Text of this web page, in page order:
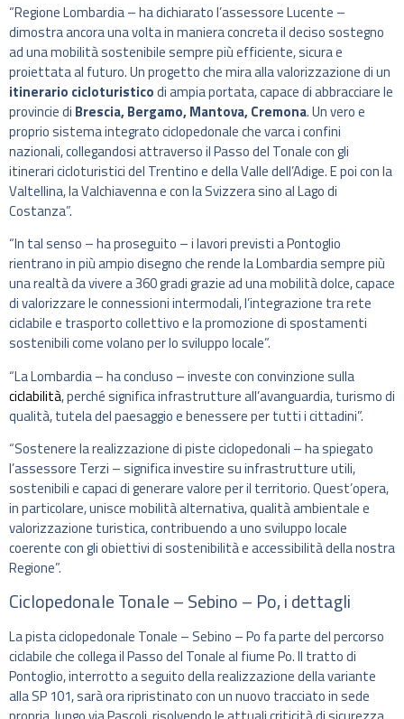
“Regione Lombardia – ha dichiarato l’assessore Lucente –
dimostra ancora una volta in maniera concreta il deciso sostegno
ad una mobilità sostenibile sempre più efficiente, sicura e
proiettata al futuro. Un progetto che mira alla valorizzazione di un
itinerario cicloturisticodi ampia portata, capace di abbracciare le
provincie di Brescia, Bergamo, Mantova, Cremona. Un vero e
proprio sistema integrato ciclopedonale che varca i confini
nazionali, collegandosi attraverso il Passo del Tonale con gli
itinerari cicloturistici del Trentino e della Valle dell’Adige. E poi con la
Valtellina, la Valchiavenna e con la Svizzera sino al Lago di
Costanza”.
“In tal senso – ha proseguito – i lavori previsti a Pontoglio
rientrano in più ampio disegno che rende la Lombardia sempre più
una realtà da vivere a 360 gradi grazie ad una mobilità dolce, capace
di valorizzare le connessioni intermodali, l’integrazione tra rete
ciclabile e trasporto collettivo e la promozione di spostamenti
sostenibili come volano per lo sviluppo locale”.
“La Lombardia – ha concluso – investe con convinzione sulla
ciclabilità, perché significa infrastrutture all’avanguardia, turismo di
qualità, tutela del paesaggio e benessere per tutti i cittadini”.
“Sostenere la realizzazione di piste ciclopedonali – ha spiegato
l’assessore Terzi – significa investire su infrastrutture utili,
sostenibili e capaci di generare valore per il territorio. Quest’opera,
in particolare, unisce mobilità alternativa, qualità ambientale e
valorizzazione turistica, contribuendo a uno sviluppo locale
coerente con gli obiettivi di sostenibilità e accessibilità della nostra
Regione”.
Ciclopedonale Tonale – Sebino – Po, i dettagli
La pista ciclopedonale Tonale – Sebino – Po fa parte del percorso
ciclabile che collega il Passo del Tonale al fiume Po. Il tratto di
Pontoglio, interrotto a seguito della realizzazione della variante
alla SP 101, sarà ora ripristinato con un nuovo tracciato in sede